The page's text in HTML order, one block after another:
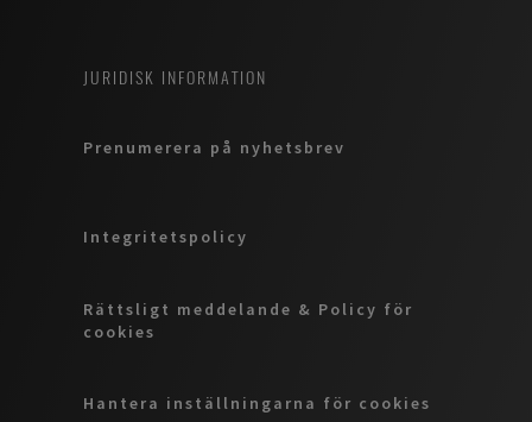
JURIDISK INFORMATION
Prenumerera på nyhetsbrev
Integritetspolicy
Rättsligt meddelande & Policy för
cookies
Hantera inställningarna för cookies